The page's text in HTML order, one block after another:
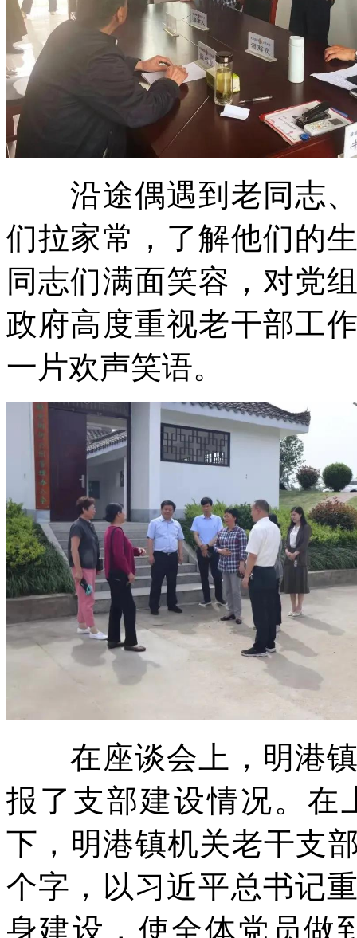
沿途偶遇到老同志、
们拉家常，了解他们的
同志们满面笑容，对党
政府高度重视老干部工
一片欢声笑语。
在座谈会上，明港镇
报了支部建设情况。在
下，明港镇机关老干支
个字，以习近平总书记
身建设，使全体党员做